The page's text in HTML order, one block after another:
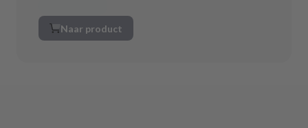
Naar product